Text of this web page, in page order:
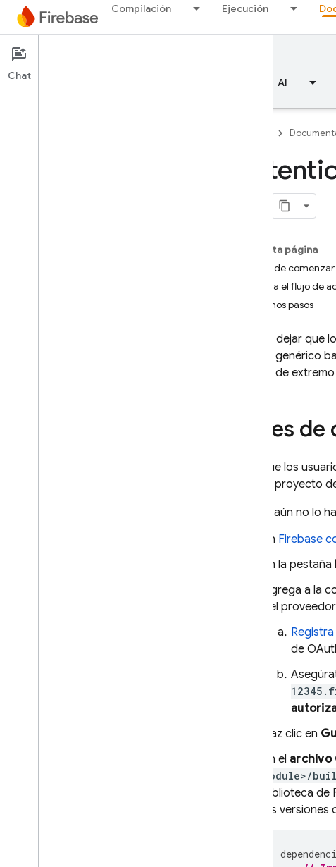
Compilación Ejecución
Documentation
Descripción general AI
En esta página
Antes de comenzar
Maneja el flujo de
Próximos pasos
Puedes dejar que
acceso genérico
acceso de
Antes
Para que los
para tu proyecto
Si aún no lo
En Firebase
En la pestaña
Agrega a la
del
de
Haz clic en
En el archivo
module>/
biblioteca de
las
Chat